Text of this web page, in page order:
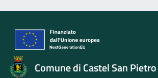
Comune di Castel San